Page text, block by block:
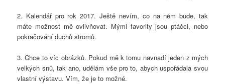
2. Kalendář pro rok 2017. Ještě nevím, co na něm bude, tak
máte možnost mě ovlivňovat. Mými favority jsou ptáčci, nebo
pokračování duchů stromů.
3. Chce to víc obrázků. Pokud mě k tomu navnadí jeden z mých
velkých snů, tak ano, udělám vše pro to, abych uspořádala svou
vlastní výstavu. Vím, že je to možné.